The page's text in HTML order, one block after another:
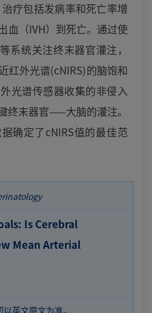
疗包括发病率和死亡率增
血（IVH）到死亡。通过使
系统关注终末器官灌注，
红外光谱(cNIRS)的脑饱和
光谱传感器收集的非侵入
终末器官——大脑的灌注。
确定了cNIRS值的最佳范
Is Cerebral
Mean Arterial
英文原文为准。